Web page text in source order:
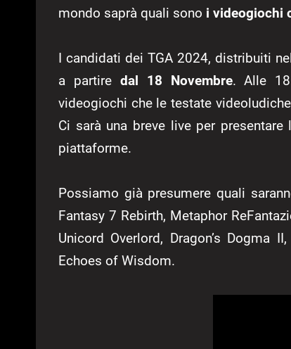
mondo saprà quali sono i videogiochi
I candidati dei TGA 2024, distribuiti
a partire dal 18 Novembre. Alle
videogiochi che le testate
Ci sarà una breve live per
piattaforme.
Possiamo già presumere quali
Fantasy 7 Rebirth, Metaphor
Unicord Overlord, Dragon’s
Echoes of Wisdom.